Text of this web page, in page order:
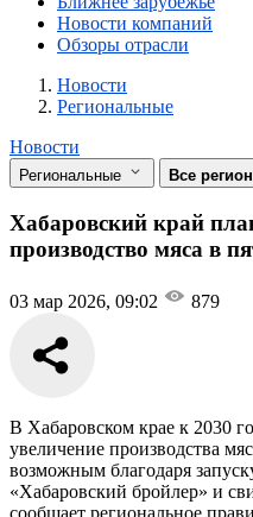
Новости компаний
Обзоры отрасли
Новости
Разделы
Новости
Региональные
Новости
Региональные Все
Хабаровский край
производство мяса в
03 мар 2026, 09:02 879
В Хабаровском крае к 2030
увеличение производства
возможным благодаря
«Хабаровский бройлер» и